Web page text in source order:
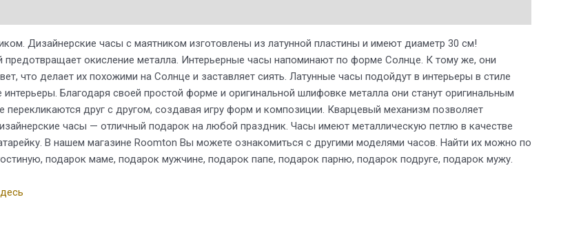
Дизайнерские часы с маятником изготовлены из латунной пластины и имеют диаметр 30 см!
окисление металла. Интерьерные часы напоминают по форме Солнце. К тому же, они
что делает их похожими на Солнце и заставляет сиять. Латунные часы подойдут в интерьеры в стиле
Благодаря своей простой форме и оригинальной шлифовке металла они станут оригинальным
друг с другом, создавая игру форм и композиции. Кварцевый механизм позволяет
часы — отличный подарок на любой праздник. Часы имеют металлическую петлю в качестве
В нашем магазине Roomton Вы можете ознакомиться с другими моделями часов. Найти их можно по
подарок маме, подарок мужчине, подарок папе, подарок парню, подарок подруге, подарок мужу.